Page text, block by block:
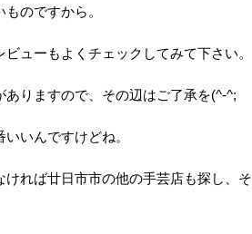
のですから。
ューもよくチェックしてみて下さい。
りますので、その辺はご了承を(^-^;
いんですけどね。
れば廿日市市の他の手芸店も探し、そ